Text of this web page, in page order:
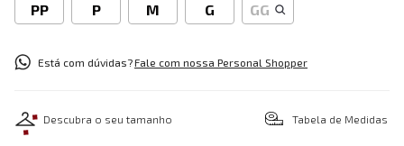
PP P M G GG
Está com dúvidas?Fale com nossa Personal Shopper
Descubra o seu tamanho Tabela de Medidas